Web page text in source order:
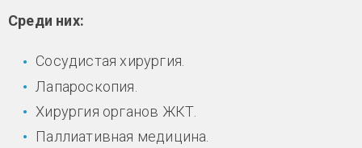
Среди них:
Сосудистая хирургия.
Лапароскопия.
Хирургия органов ЖКТ.
Паллиативная медицина.